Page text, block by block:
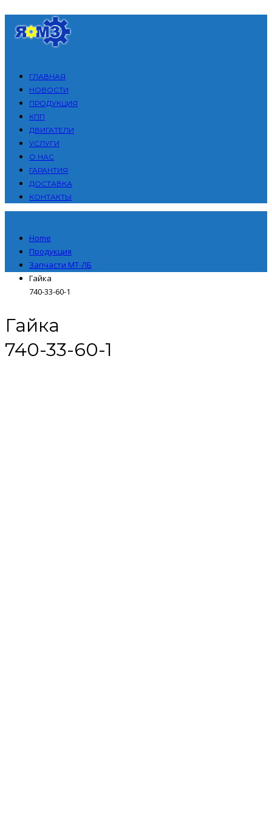
ГЛАВНАЯ
НОВОСТИ
ПРОДУКЦИЯ
КПП
ДВИГАТЕЛИ
УСЛУГИ
О НАС
ГАРАНТИЯ
ДОСТАВКА
КОНТАКТЫ
Home
Продукция
Запчасти МТ-ЛБ
Гайка
740-33-60-1
Гайка
740-33-60-1